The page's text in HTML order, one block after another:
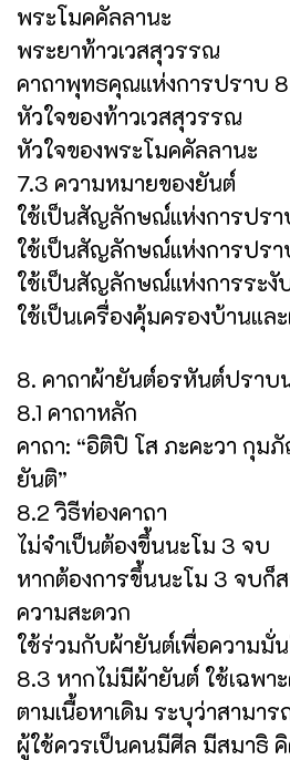
พระโมคคัลลานะ
พระยาท้าวเวสสุวรรณ
คาถาพุทธคุณแห่งการปราบ
หัวใจของท้าวเวสสุวรรณ
หัวใจของพระโมคคัลลานะ
7.3 ความหมายของยันต์
ใช้เป็นสัญลักษณ์แห่งการปร
ใช้เป็นสัญลักษณ์แห่งการปร
ใช้เป็นสัญลักษณ์แห่งการระงั
ใช้เป็นเครื่องคุ้มครองบ้านแล
8. คาถาผ้ายันต์อรหันต์ปราบ
8.1 คาถาหลัก
คาถา: “อิติปิ โส ภะคะวา กุม
ยันติ”
8.2 วิธีท่องคาถา
ไม่จำเป็นต้องขึ้นนะโม 3 จบ
หากต้องการขึ้นนะโม 3 จบก็
ความสะดวก
ใช้ร่วมกับผ้ายันต์เพื่อความมั่น
8.3 หากไม่มีผ้ายันต์ ใช้เฉพา
ตามเนื้อหาเดิม ระบุว่าสามาร
ผู้ใช้ควรเป็นคนมีศีล มีสมาธิ